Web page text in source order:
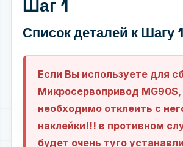
Шаг 1
Список деталей к Шагу 1
Если Вы используете для
Микросервопривод MG90S,
необходимо отклеить с
наклейки!!! в противном
будет очень туго